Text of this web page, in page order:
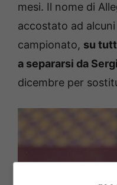
mesi. Il nome di
accostato ad
campionato, su
a separarsi da
dicembre per